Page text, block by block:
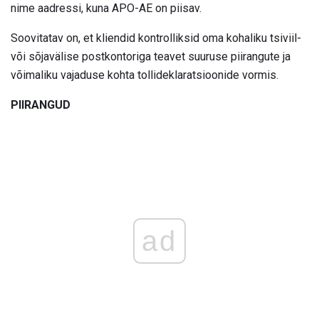
nime aadressi, kuna APO-AE on piisav.
Soovitatav on, et kliendid kontrolliksid oma kohaliku tsiviil-
või sõjavälise postkontoriga teavet suuruse piirangute ja
võimaliku vajaduse kohta tollideklaratsioonide vormis.
PIIRANGUD
ad